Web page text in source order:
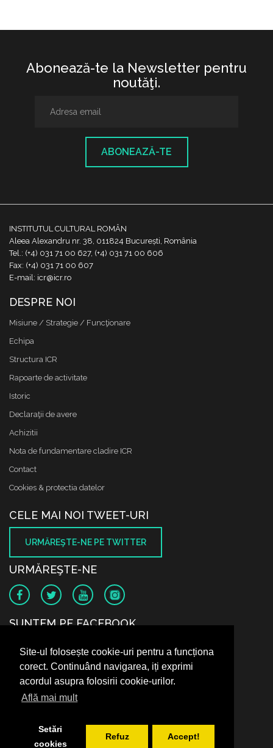
Site-ul folosește cookie-uri pentru a funcționa
corect. Continuând navigarea, iți exprimi
acordul asupra folosirii cookie-urilor.
Află mai mult
Setări
cookies
Refuz Accept!
Abonează-te la Newsletter pentru
noutăţi.
ABONEAZĂ-TE
INSTITUTUL CULTURAL ROMÂN
Aleea Alexandru nr. 38, 011824 București, România
Tel.: (+4) 031 71 00 627, (+4) 031 71 00 606
Fax: (+4) 031 71 00 607
E-mail: icr@icr.ro
DESPRE NOI
Misiune / Strategie / Funcţionare
Echipa
Structura ICR
Rapoarte de activitate
Istoric
Declaraţii de avere
Achizitii
Nota de fundamentare cladire ICR
Contact
Cookies & protectia datelor
CELE MAI NOI TWEET-URI
URMĂREŞTE-NE PE TWITTER
URMĂREŞTE-NE
SUNTEM PE FACEBOOK